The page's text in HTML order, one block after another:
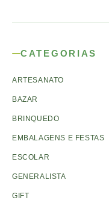
CATEGORIAS
ARTESANATO
BAZAR
BRINQUEDO
EMBALAGENS E FESTAS
ESCOLAR
GENERALISTA
GIFT